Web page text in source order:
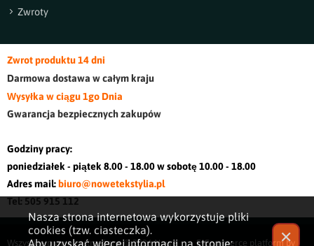
Zwroty
Zwrot produktu 14 dni
Darmowa dostawa w całym kraju
Wysyłka w ciągu 1go Dnia
Gwarancja bezpiecznych zakupów
Godziny pracy:
poniedziałek - piątek 8.00 - 18.00 w sobotę 10.00 - 18.00
Adres mail: biuro@nowetekstylia.pl
Tel: 505 915 112
Wszystkie prawa zastrzeżone © 2026Nowe E-Commerce platform by
Nasza strona internetowa wykorzystuje pliki
cookies (tzw. ciasteczka).
Aby uzyskać więcej informacji na stronie:
✕